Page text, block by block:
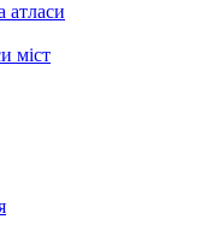
атласи
міст